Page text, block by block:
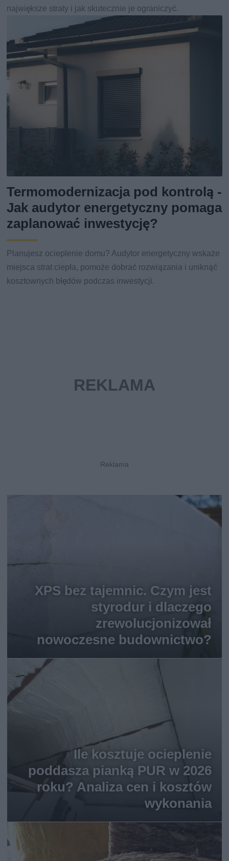
największe straty i jak skutecznie je ograniczyć.
Termomodernizacja pod kontrolą -
Jak audytor energetyczny pomaga
zaplanować inwestycję?
Planujesz ocieplenie domu? Audytor energetyczny wskaże
miejsca strat ciepła, pomoże dobrać rozwiązania i uniknąć
kosztownych błędów podczas inwestycji.
XPS bez tajemnic. Czym jest
styrodur i dlaczego
zrewolucjonizował
nowoczesne budownictwo?
Ile kosztuje ocieplenie
poddasza pianką PUR w 2026
roku? Analiza cen i kosztów
wykonania